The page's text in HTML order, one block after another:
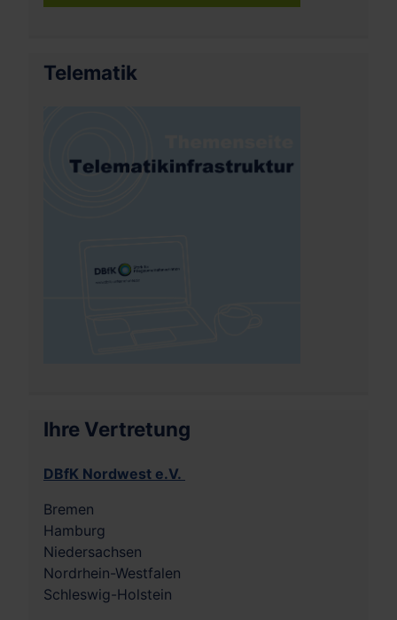
Telematik
Ihre Vertretung
DBfK Nordwest e.V.
Bremen
Hamburg
Niedersachsen
Nordrhein-Westfalen
Schleswig-Holstein